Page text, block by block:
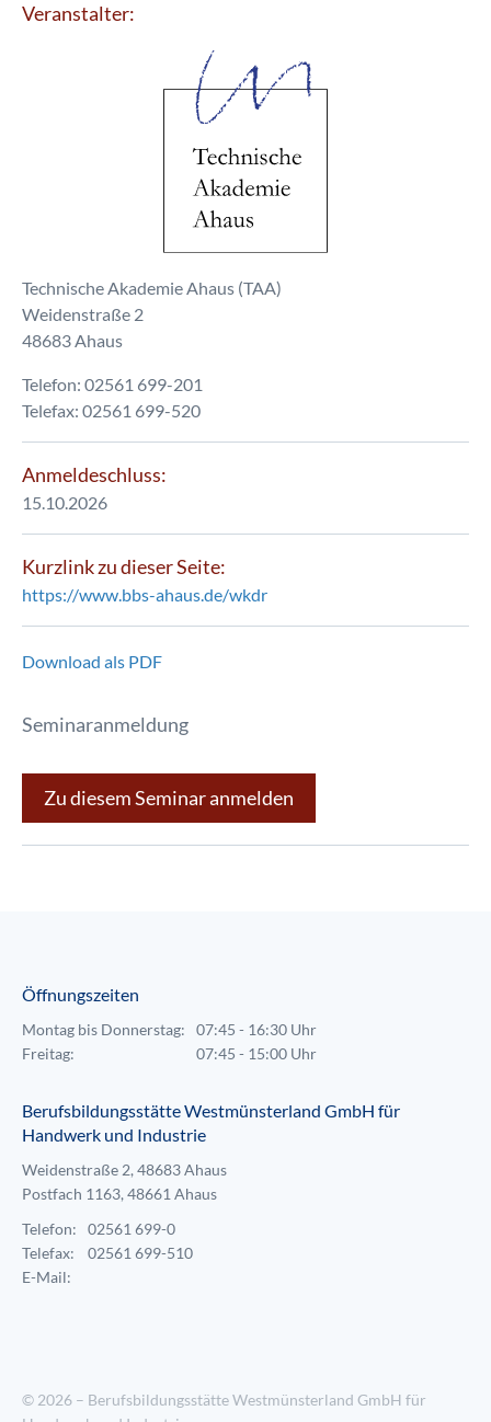
Veranstalter:
Technische Akademie Ahaus (TAA)
Weidenstraße 2
48683 Ahaus
Telefon: 02561 699-201
Telefax: 02561 699-520
Anmeldeschluss:
15.10.2026
Kurzlink zu dieser Seite:
https://www.bbs-ahaus.de/wkdr
Download als PDF
Seminaranmeldung
Zu diesem Seminar anmelden
Öffnungszeiten
Montag bis Donnerstag:
07:45 - 16:30 Uhr
Freitag:
07:45 - 15:00 Uhr
Berufsbildungsstätte Westmünsterland GmbH für
Handwerk und Industrie
Weidenstraße 2, 48683 Ahaus
Postfach 1163, 48661 Ahaus
Telefon:
02561 699-0
Telefax:
02561 699-510
E-Mail:
© 2026 – Berufsbildungsstätte Westmünsterland GmbH für